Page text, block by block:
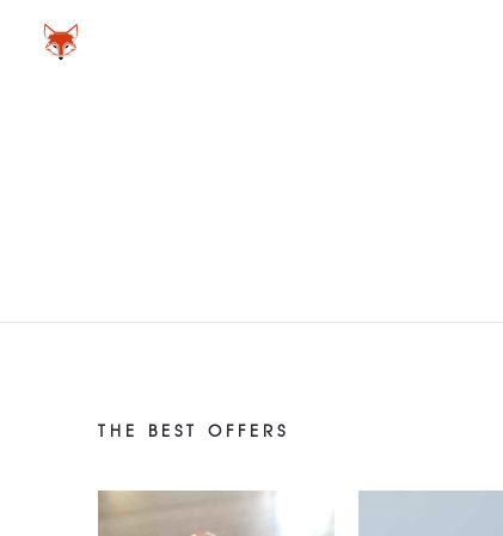
THE BEST OFFERS